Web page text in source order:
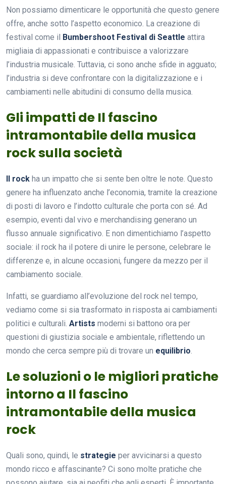
Non possiamo dimenticare le opportunità che questo genere
offre, anche sotto l’aspetto economico. La creazione di
festival come il Bumbershoot Festival di Seattle attira
migliaia di appassionati e contribuisce a valorizzare
l’industria musicale. Tuttavia, ci sono anche sfide in agguato;
l’industria si deve confrontare con la digitalizzazione e i
cambiamenti nelle abitudini di consumo della musica.
Gli impatti de Il fascino
intramontabile della musica
rock sulla società
Il rock ha un impatto che si sente ben oltre le note. Questo
genere ha influenzato anche l’economia, tramite la creazione
di posti di lavoro e l’indotto culturale che porta con sé. Ad
esempio, eventi dal vivo e merchandising generano un
flusso annuale significativo. E non dimentichiamo l’aspetto
sociale: il rock ha il potere di unire le persone, celebrare le
differenze e, in alcune occasioni, fungere da mezzo per il
cambiamento sociale.
Infatti, se guardiamo all’evoluzione del rock nel tempo,
vediamo come si sia trasformato in risposta ai cambiamenti
politici e culturali. Artists moderni si battono ora per
questioni di giustizia sociale e ambientale, riflettendo un
mondo che cerca sempre più di trovare un equilibrio
Le soluzioni o le migliori pratiche
intorno a Il fascino
intramontabile della musica
rock
Quali sono, quindi, le strategie per avvicinarsi a questo
mondo ricco e affascinante? Ci sono molte pratiche che